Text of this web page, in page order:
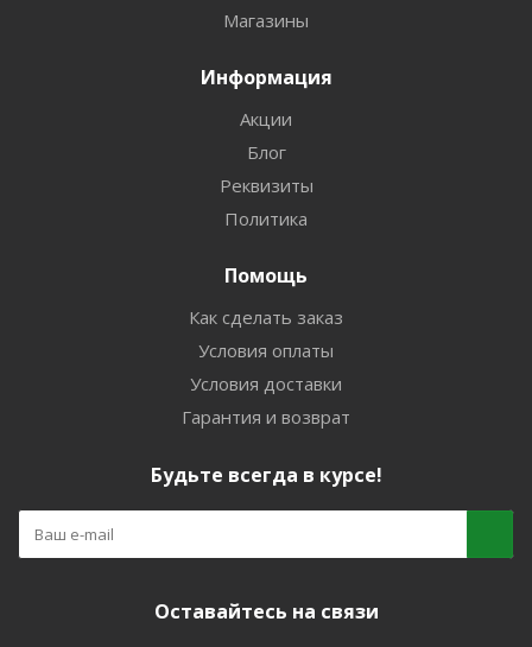
Магазины
Информация
Акции
Блог
Реквизиты
Политика
Помощь
Как сделать заказ
Условия оплаты
Условия доставки
Гарантия и возврат
Будьте всегда в курсе!
Оставайтесь на связи